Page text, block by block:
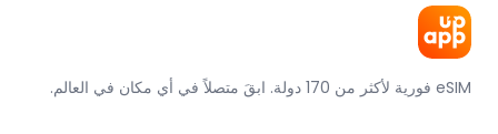
eSIM فورية لأكثر من 170 دولة. ابقَ متصلاً في أي مكان في العالم.